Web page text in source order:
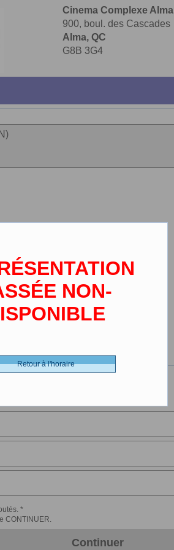
Cinema Complexe Alma
900, boul. des Cascades
Alma, QC
G8B 3G4
*
CONTINUER.
Continuer
NON-
Retour à l'horaire